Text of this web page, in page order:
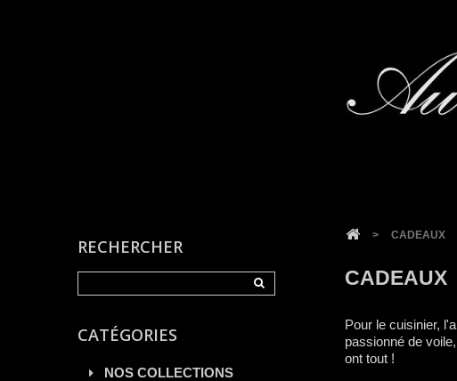
RECHERCHER
CATÉGORIES
NOS COLLECTIONS
> CADEAUX
CADEAUX
Pour le cuisinier,
passionné de
ont tout !